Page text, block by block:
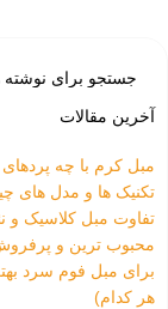
آخرین مقالات
مبل کرم با چه
تکنیک ها و مدل های
تفاوت‌ مبل کلاسیک و
محبوب ترین و پرفروش
برای مبل فوم سرد
هر کدام)